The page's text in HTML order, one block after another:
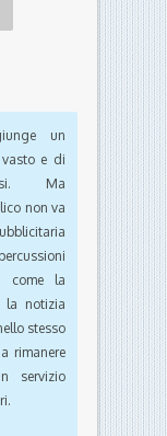
un
e di
Ma
non va
come la
la notizia
stesso
rimanere
servizio